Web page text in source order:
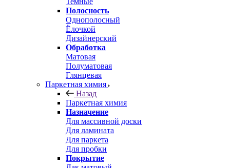
Полосность
Однополосный
Ёлочкой
Дизайнерский
Обработка
Матовая
Полуматовая
Глянцевая
Паркетная химия
Назад
Паркетная химия
Назначение
Для массивной доски
Для ламината
Для паркета
Для пробки
Покрытие